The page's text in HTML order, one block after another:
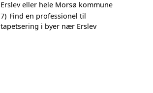
Erslev eller hele Morsø kommune
7) Find en professionel til
tapetsering i byer nær Erslev